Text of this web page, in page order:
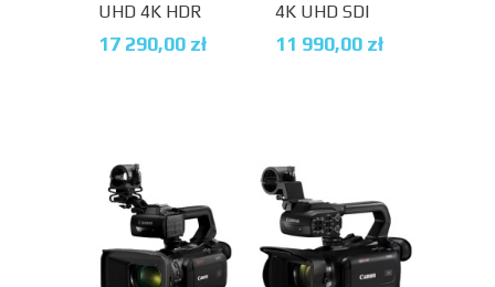
UHD 4K HDR
17 290,00 zł
4K UHD SDI
STREAMING
11 990,00 zł